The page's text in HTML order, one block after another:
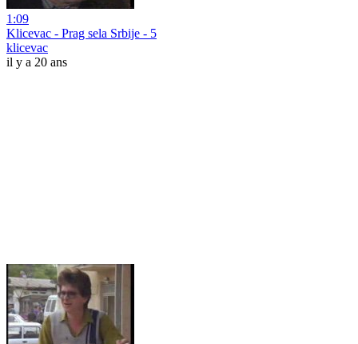
1:09
Klicevac - Prag sela Srbije - 5
klicevac
il y a 20 ans